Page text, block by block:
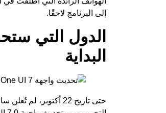
إلى البرنامج لاحقًا.
البداية
حتى تاريخ 22